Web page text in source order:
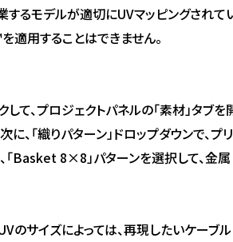
するモデルが適切にUVマッピングされて
適用することはできません。
て、プロジェクトパネルの「素材」タブを
、「織りパターン」ドロップダウンで、プリ
「Basket 8×8」パターンを選択して、金属
のサイズによっては、再現したいケーブル